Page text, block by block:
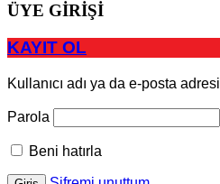
ÜYE GİRİŞİ
KAYIT OL
Kullanıcı adı ya da e-posta adresi
Parola
Beni hatırla